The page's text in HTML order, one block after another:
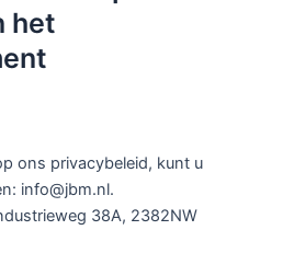
het
ons privacybeleid, kunt u
info@jbm.nl.
38A, 2382NW